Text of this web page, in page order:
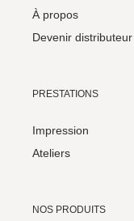
À propos
Devenir distributeur
PRESTATIONS
Impression
Ateliers
NOS PRODUITS